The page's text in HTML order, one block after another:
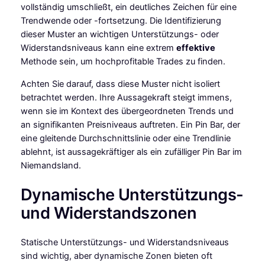
vollständig umschließt, ein deutliches Zeichen für eine
Trendwende oder -fortsetzung. Die Identifizierung
dieser Muster an wichtigen Unterstützungs- oder
Widerstandsniveaus kann eine extrem effektive
Methode sein, um hochprofitable Trades zu finden.
Achten Sie darauf, dass diese Muster nicht isoliert
betrachtet werden. Ihre Aussagekraft steigt immens,
wenn sie im Kontext des übergeordneten Trends und
an signifikanten Preisniveaus auftreten. Ein Pin Bar, der
eine gleitende Durchschnittslinie oder eine Trendlinie
ablehnt, ist aussagekräftiger als ein zufälliger Pin Bar im
Niemandsland.
Dynamische Unterstützungs-
und Widerstandszonen
Statische Unterstützungs- und Widerstandsniveaus
sind wichtig, aber dynamische Zonen bieten oft